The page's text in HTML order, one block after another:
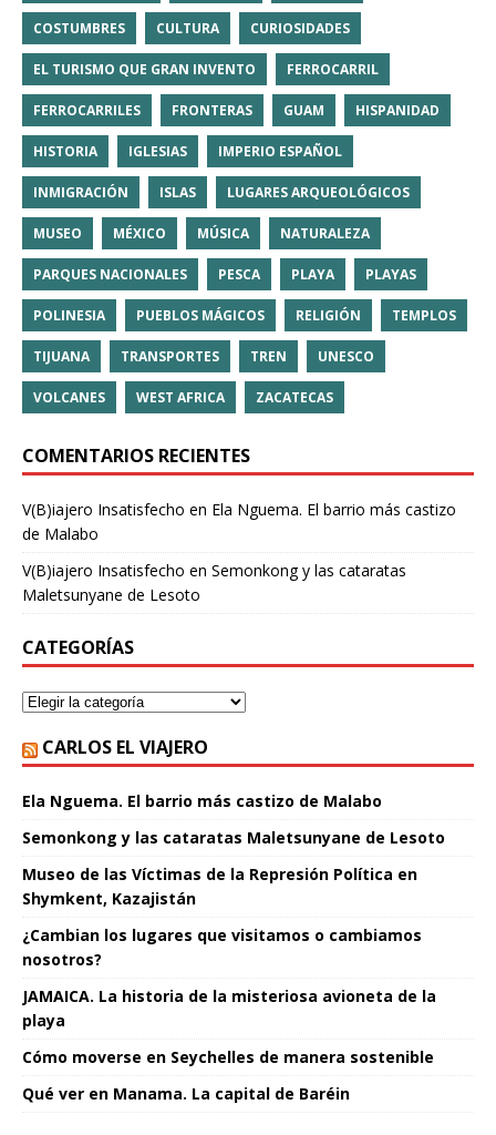
COSTUMBRES CULTURA CURIOSIDADES
EL TURISMO QUE GRAN INVENTO FERROCARRIL
FERROCARRILES FRONTERAS GUAM HISPANIDAD
HISTORIA IGLESIAS IMPERIO ESPAÑOL
INMIGRACIÓN ISLAS LUGARES ARQUEOLÓGICOS
MUSEO MÉXICO MÚSICA NATURALEZA
PARQUES NACIONALES PESCA PLAYA PLAYAS
POLINESIA PUEBLOS MÁGICOS RELIGIÓN TEMPLOS
TIJUANA TRANSPORTES TREN UNESCO
VOLCANES WEST AFRICA ZACATECAS
COMENTARIOS RECIENTES
V(B)iajero Insatisfecho en Ela Nguema. El barrio más castizo
de Malabo
V(B)iajero Insatisfecho en Semonkong y las cataratas
Maletsunyane de Lesoto
CATEGORÍAS
CARLOS EL VIAJERO
Ela Nguema. El barrio más castizo de Malabo
Semonkong y las cataratas Maletsunyane de Lesoto
Museo de las Víctimas de la Represión Política en
Shymkent, Kazajistán
¿Cambian los lugares que visitamos o cambiamos
nosotros?
JAMAICA. La historia de la misteriosa avioneta de la
playa
Cómo moverse en Seychelles de manera sostenible
Qué ver en Manama. La capital de Baréin